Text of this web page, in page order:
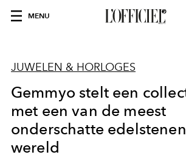
MENU
JUWELEN & HORLOGES
Gemmyo stelt een
met een van de meest
onderschatte
wereld